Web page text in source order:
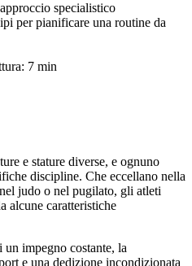
specialistico
per pianificare una routine da
7 min
e stature diverse, e ognuno
discipline. Che eccellano nella
judo o nel pugilato, gli atleti
alcune caratteristiche
un impegno costante, la
e una dedizione incondizionata